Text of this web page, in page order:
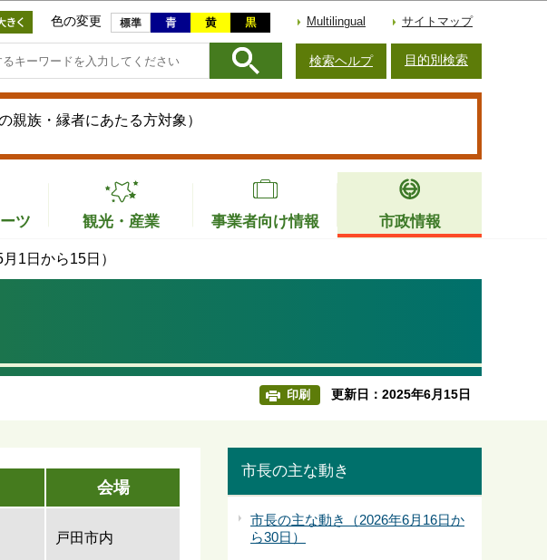
動
色の変更 Multilingual サイトマップ
検索ヘルプ 目的別検索
親族・縁者にあたる方対象）
ツ 観光・産業 事業者向け情報 市政情報
1日から15日）
印刷 更新日：2025年6月15日
会場
戸田市内
市長の主な動き
市長の主な動き（2026年6月16日か
ら30日）